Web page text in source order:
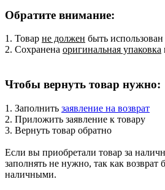
Обратите внимание:
1. Товар не должен быть использован
2. Сохранена оригинальная упаковка
Чтобы вернуть товар нужно:
1. Заполнить заявление на возврат
2. Приложить заявление к товару
3. Вернуть товар обратно
Если вы приобретали товар за
заполнять не нужно, так как возврат
наличными.